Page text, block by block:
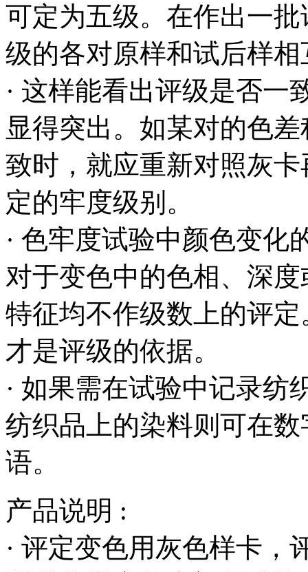
可定为五级。在作出一
级的各对原样和试后样
· 这样能看出评级是否一
显得突出。如某对的色
致时，就应重新对照灰
定的牢度级别。
· 色牢度试验中颜色变化
对于变色中的色相、深
特征均不作级数上的评
才是评级的依据。
· 如果需在试验中记录纺
纺织品上的染料则可在
语。
产品说明 :
· 评定变色用灰色样卡，